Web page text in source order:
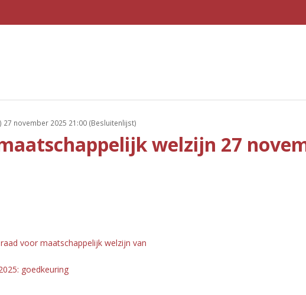
27 november 2025 21:00 (Besluitenlijst)
welzijn 27
voor maatschappelijk welzijn van
goedkeuring